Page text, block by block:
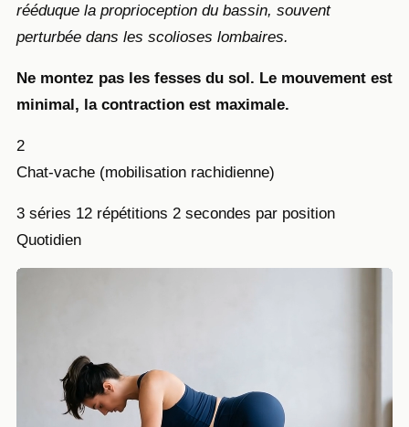
rééduque la proprioception du bassin, souvent
perturbée dans les scolioses lombaires.
Ne montez pas les fesses du sol. Le mouvement est
minimal, la contraction est maximale.
2
Chat-vache (mobilisation rachidienne)
3 séries 12 répétitions 2 secondes par position
Quotidien